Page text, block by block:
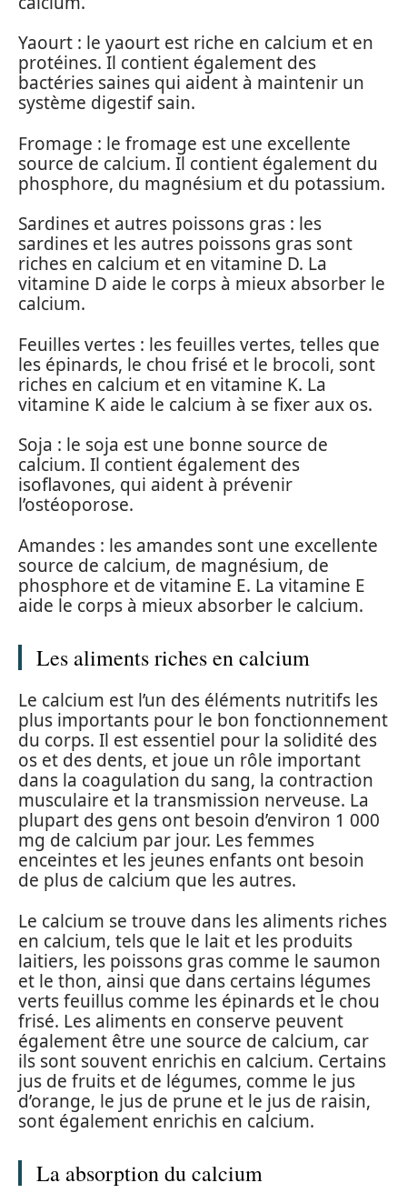
Yaourt : le yaourt est riche en calcium et en
protéines. Il contient également des
bactéries saines qui aident à maintenir un
système digestif sain.
Fromage : le fromage est une excellente
source de calcium. Il contient également du
phosphore, du magnésium et du potassium.
Sardines et autres poissons gras : les
sardines et les autres poissons gras sont
riches en calcium et en vitamine D. La
vitamine D aide le corps à mieux absorber le
calcium.
Feuilles vertes : les feuilles vertes, telles que
les épinards, le chou frisé et le brocoli, sont
riches en calcium et en vitamine K. La
vitamine K aide le calcium à se fixer aux os.
Soja : le soja est une bonne source de
calcium. Il contient également des
isoflavones, qui aident à prévenir
l’ostéoporose.
Amandes : les amandes sont une excellente
source de calcium, de magnésium, de
phosphore et de vitamine E. La vitamine E
aide le corps à mieux absorber le calcium.
Les aliments riches en calcium
Le calcium est l’un des éléments nutritifs les
plus importants pour le bon fonctionnement
du corps. Il est essentiel pour la solidité des
os et des dents, et joue un rôle important
dans la coagulation du sang, la contraction
musculaire et la transmission nerveuse. La
plupart des gens ont besoin d’environ 1 000
mg de calcium par jour. Les femmes
enceintes et les jeunes enfants ont besoin
de plus de calcium que les autres.
Le calcium se trouve dans les aliments riches
en calcium, tels que le lait et les produits
laitiers, les poissons gras comme le saumon
et le thon, ainsi que dans certains légumes
verts feuillus comme les épinards et le chou
frisé. Les aliments en conserve peuvent
également être une source de calcium, car
ils sont souvent enrichis en calcium. Certains
jus de fruits et de légumes, comme le jus
d’orange, le jus de prune et le jus de raisin,
sont également enrichis en calcium.
La absorption du calcium